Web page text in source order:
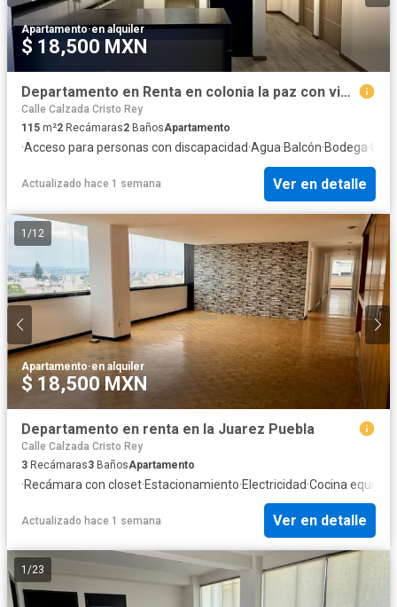
Apartamento·en alquiler
$ 18,500 MXN
Departamento en Renta en colonia la paz con vista a la ciudad
Calle Calzada Cristo Rey
115 m²2 Recámaras2 BañosApartamento
·Acceso para personas con discapacidad·Agua·Balcón·Bodega·
Actualizado hace 1 semana Ver en detalle
1 /12
Apartamento·en alquiler
$ 18,500 MXN
Departamento en renta en la Juarez Puebla
Calle Calzada Cristo Rey
3 Recámaras3 BañosApartamento
·Recámara con closet·Estacionamiento·Electricidad·Cocina
Actualizado hace 1 semana Ver en detalle
1 /23